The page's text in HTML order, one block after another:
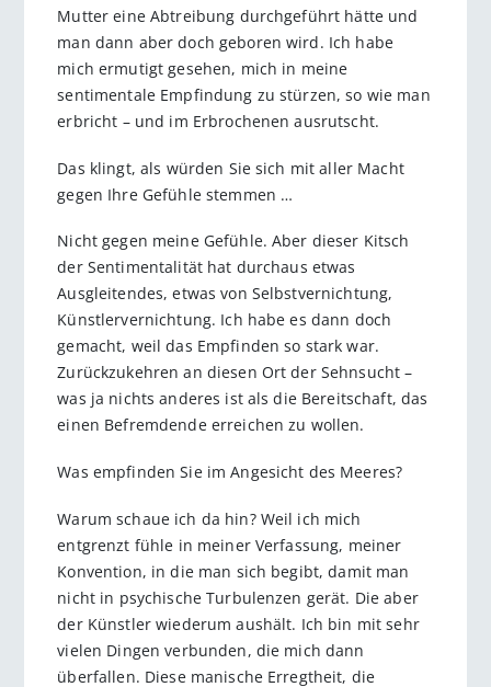
Mutter eine Abtreibung durchgeführt hätte und
man dann aber doch geboren wird. Ich habe
mich ermutigt gesehen, mich in meine
sentimentale Empfindung zu stürzen, so wie man
erbricht – und im Erbrochenen ausrutscht.
Das klingt, als würden Sie sich mit aller Macht
gegen Ihre Gefühle stemmen …
Nicht gegen meine Gefühle. Aber dieser Kitsch
der Sentimentalität hat durchaus etwas
Ausgleitendes, etwas von Selbstvernichtung,
Künstlervernichtung. Ich habe es dann doch
gemacht, weil das Empfinden so stark war.
Zurückzukehren an diesen Ort der Sehnsucht –
was ja nichts anderes ist als die Bereitschaft, das
einen Befremdende erreichen zu wollen.
Was empfinden Sie im Angesicht des Meeres?
Warum schaue ich da hin? Weil ich mich
entgrenzt fühle in meiner Verfassung, meiner
Konvention, in die man sich begibt, damit man
nicht in psychische Turbulenzen gerät. Die aber
der Künstler wiederum aushält. Ich bin mit sehr
vielen Dingen verbunden, die mich dann
überfallen. Diese manische Erregtheit, die